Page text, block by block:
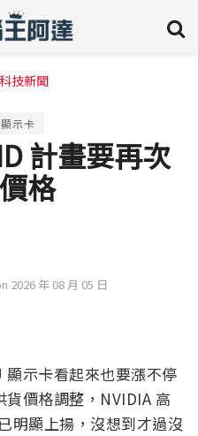
技新聞
顯示卡
計畫要再次
格
2026 年 08 月 05 日
示卡看起來也要漲不停
價格調整，NVIDIA 高
明顯上揚，沒想到才過沒